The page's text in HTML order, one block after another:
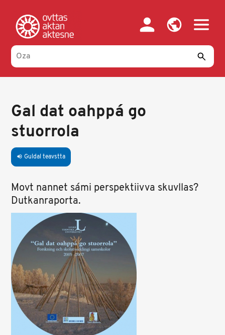
main
content
Gal dat oahppá go
stuorrola
volume_up Guldal teavstta
Movt nannet sámi perspektiivva skuvllas?
Dutkanraporta.